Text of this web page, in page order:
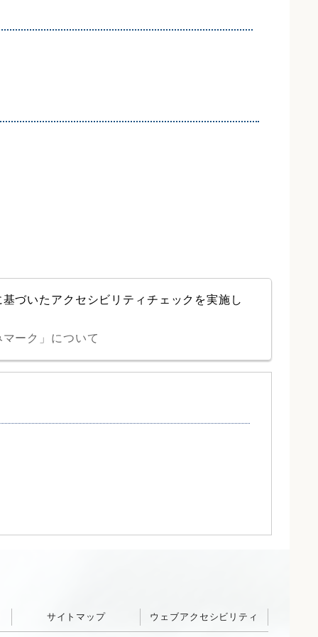
づいたアクセシビリティチェックを実施し
マーク」について
サイトマップ ウェブアクセシビリティ